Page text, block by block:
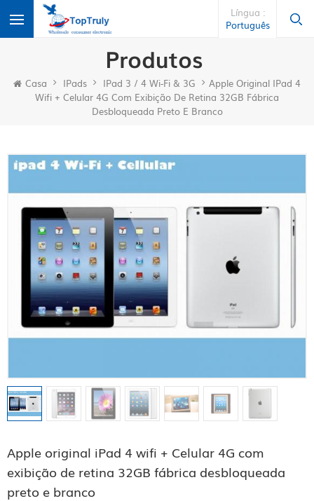
Língua :
Português
Produtos
Casa IPads IPad 3 / 4 Wi-Fi & 3G
Apple Original IPad 4
Wifi + Celular 4G Com Exibição De Retina 32GB Fábrica
Desbloqueada Preto E Branco
Apple original iPad 4 wifi + Celular 4G com
exibição de retina 32GB fábrica desbloqueada
preto e branco